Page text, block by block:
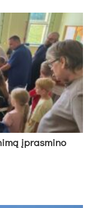
įpras­mi­no